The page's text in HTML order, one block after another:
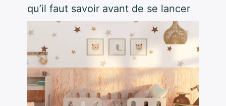
qu’il faut savoir avant de se lancer